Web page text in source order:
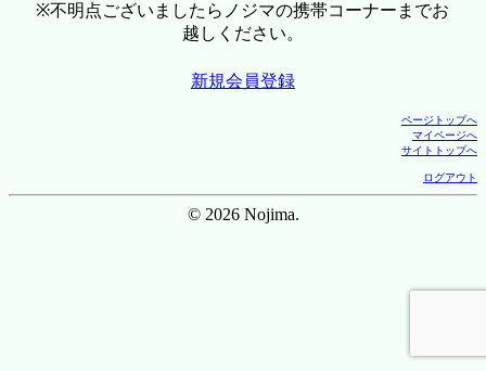
※不明点ございましたらノジマの携帯コーナーまでお
越しください。
新規会員登録
ページトップへ
マイページへ
サイトトップへ
ログアウト
© 2026 Nojima.